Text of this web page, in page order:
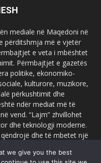
mediale në Maqedoni në
përditshmja më e vjetër
e veta i mbështet
Përmbajtjet e gazetës
politike, ekonomiko-
kulturore, muzikore,
përkushtimit dhe
ndër mediat më të
vend. “Lajm” zhvillohet
dhe teknologji moderne.
dhe të mbetet një
është një
we give you the best